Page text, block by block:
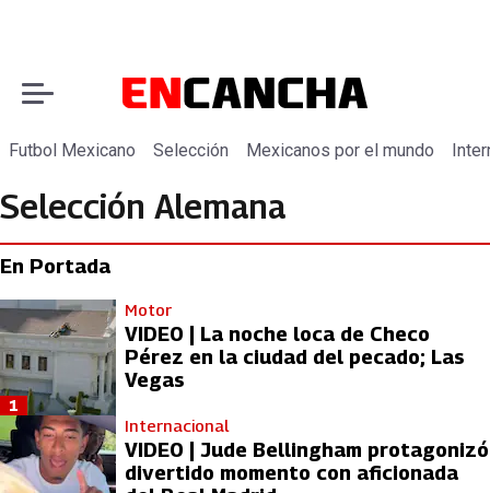
Futbol Mexicano Selección Mexicanos por el mundo
Selección Alemana
En Portada
Motor
VIDEO | La noche loca de Checo
Pérez en la ciudad del pecado; Las
Vegas
1
Internacional
VIDEO | Jude Bellingham protagonizó
divertido momento con aficionada